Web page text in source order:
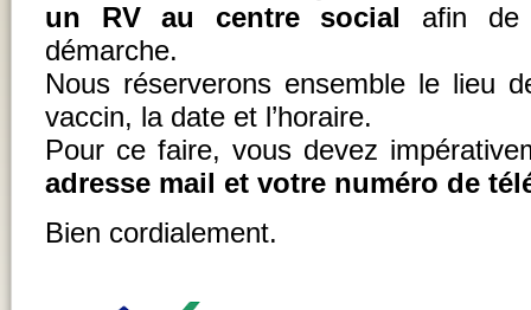
un RV au centre social afin de
démarche.
Nous réserverons ensemble le lieu
vaccin, la date et l’horaire.
Pour ce faire, vous devez
adresse mail et votre numéro de
Bien cordialement.